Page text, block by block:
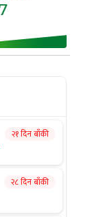
२१ दिन बाँकी
२८ दिन बाँकी